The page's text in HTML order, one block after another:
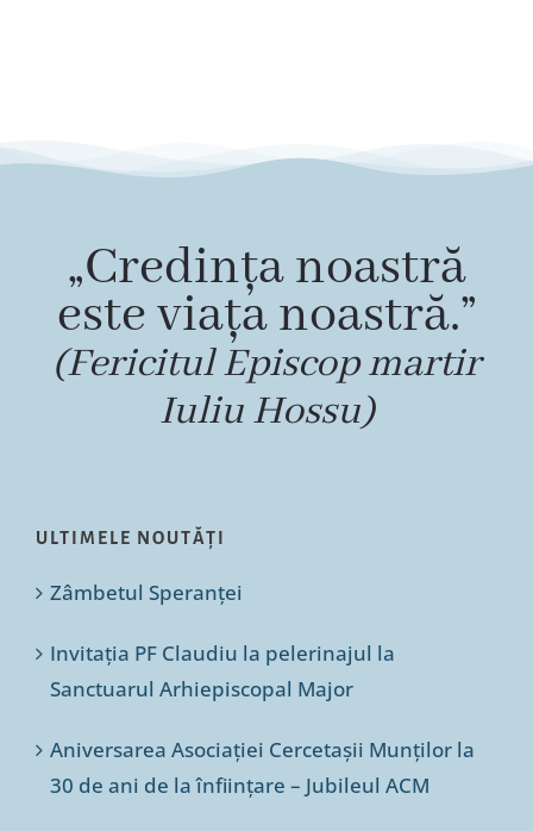
„Credința noastră
este viața noastră.”
(Fericitul Episcop martir
Iuliu Hossu)
ULTIMELE NOUTĂȚI
Zâmbetul Speranței
Invitația PF Claudiu la pelerinajul la
Sanctuarul Arhiepiscopal Major
Aniversarea Asociației Cercetașii Munților la
30 de ani de la înființare – Jubileul ACM